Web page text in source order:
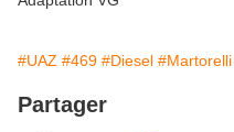
#UAZ #469 #Diesel #Martorelli
Partager